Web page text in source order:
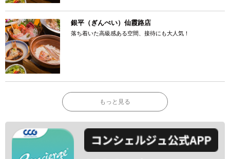
銀平（ぎんぺい）仙霞路店
落ち着いた高級感ある空間、接待にも大人気！
もっと見る